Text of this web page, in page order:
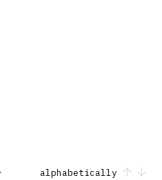
alphabetically